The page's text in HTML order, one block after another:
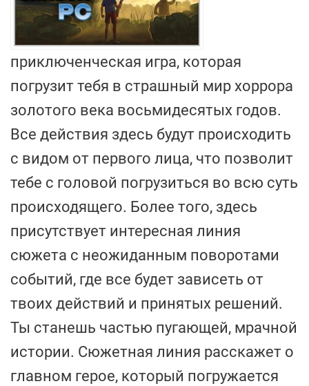
приключенческая игра, которая
погрузит тебя в страшный мир хоррора
золотого века восьмидесятых годов.
Все действия здесь будут происходить
с видом от первого лица, что позволит
тебе с головой погрузиться во всю суть
происходящего. Более того, здесь
присутствует интересная линия
сюжета с неожиданным поворотами
событий, где все будет зависеть от
твоих действий и принятых решений.
Ты станешь частью пугающей, мрачной
истории. Сюжетная линия расскажет о
главном герое, который погружается